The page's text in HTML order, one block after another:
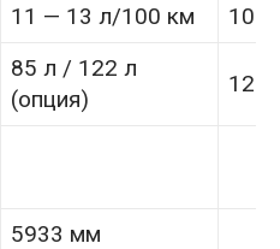
11 — 13 л/100 км 10
85 л / 122 л
(опция)
122
5933 мм